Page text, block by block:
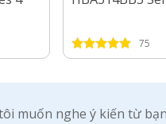
75
muốn nghe ý kiến từ